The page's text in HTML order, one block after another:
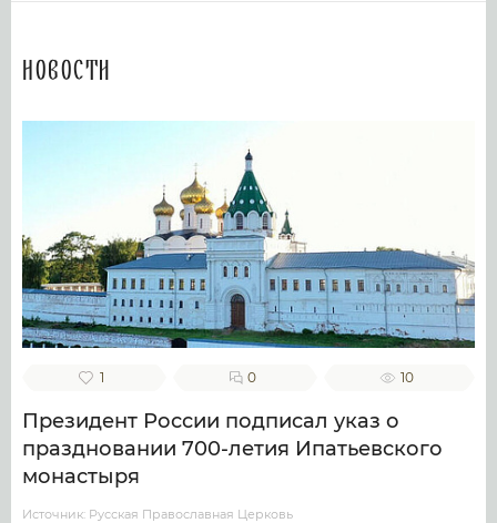
Новости
1 0 10
Президент России подписал указ о
праздновании 700-летия Ипатьевского
монастыря
Источник: Русская Православная Церковь